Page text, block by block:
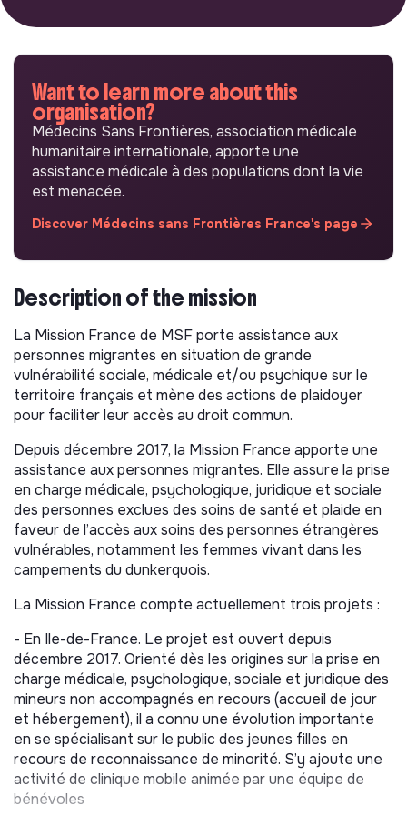
Want to learn more about this
organisation?
Médecins Sans Frontières, association médicale
humanitaire internationale, apporte une
assistance médicale à des populations dont la vie
est menacée.
Discover Médecins sans Frontières France's page
Description of the mission
La Mission France de MSF porte assistance aux
personnes migrantes en situation de grande
vulnérabilité sociale, médicale et/ou psychique sur le
territoire français et mène des actions de plaidoyer
pour faciliter leur accès au droit commun.
Depuis décembre 2017, la Mission France apporte une
assistance aux personnes migrantes. Elle assure la prise
en charge médicale, psychologique, juridique et sociale
des personnes exclues des soins de santé et plaide en
faveur de l’accès aux soins des personnes étrangères
vulnérables, notamment les femmes vivant dans les
campements du dunkerquois.
La Mission France compte actuellement trois projets :
- En Ile-de-France. Le projet est ouvert depuis
décembre 2017. Orienté dès les origines sur la prise en
charge médicale, psychologique, sociale et juridique des
mineurs non accompagnés en recours (accueil de jour
et hébergement), il a connu une évolution importante
en se spécialisant sur le public des jeunes filles en
recours de reconnaissance de minorité. S’y ajoute une
activité de clinique mobile animée par une équipe de
bénévoles